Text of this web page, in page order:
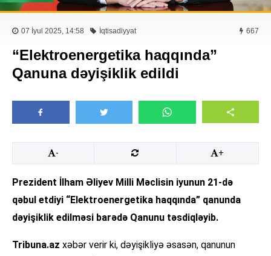
07 İyul 2025, 14:58 İqtisadiyyat 667
“Elektroenergetika haqqında”
Qanuna dəyişiklik edildi
- +
Prezident İlham Əliyev Milli Məclisin iyunun 21-də
qəbul etdiyi “Elektroenergetika haqqında” qanunda
dəyişiklik edilməsi barədə Qanunu təsdiqləyib.
Tribuna.az xəbər verir ki, dəyişikliyə əsasən, qanunun